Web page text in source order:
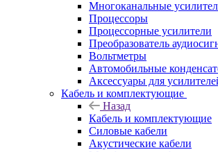
Многоканальные
Процессоры
Процессорные усилители
Преобразователь
Вольтметры
Автомобильные
Аксессуары для
Кабель и комплектующие
Назад
Кабель и комплектующие
Силовые кабели
Акустические кабели